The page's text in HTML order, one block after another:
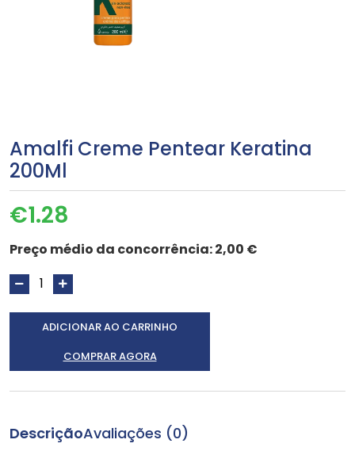
Amalfi Creme Pentear Keratina
200Ml
€1.28
Preço médio da concorrência:2,00 €
ADICIONAR AO CARRINHO
COMPRAR AGORA
DescriçãoAvaliações (0)